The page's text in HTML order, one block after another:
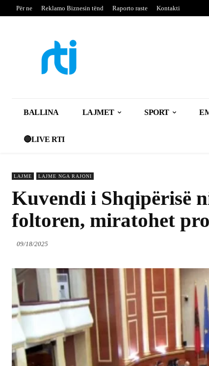
Për ne Reklamo Biznesin tënd Raporto raste Kontakti
BALLINA LAJMET SPORT
🔴LIVE RTI
LAJME LAJME NGA RAJONI
Kuvendi i Shqipërisë
foltoren, miratohet
09/18/2025